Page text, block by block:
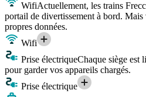
WifiActuellement, les trains
portail de divertissement à bord.
propres données.
Wifi
Prise électriqueChaque siège est
pour garder vos appareils chargés.
Prise électrique